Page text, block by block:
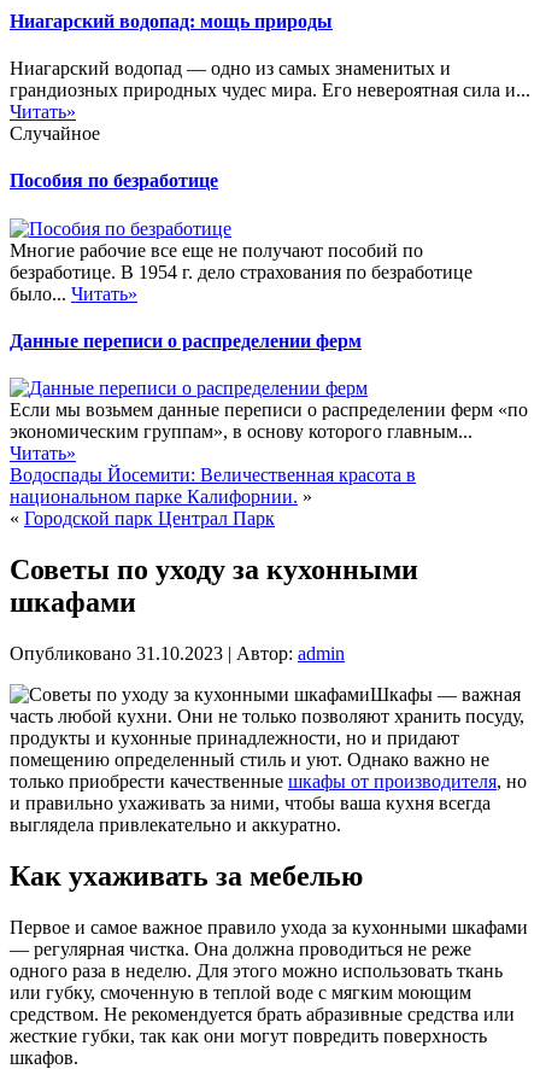
Ниагарский водопад: мощь природы
Ниагарский водопад — одно из самых знаменитых и
грандиозных природных чудес мира. Его невероятная сила и...
Читать»
Случайное
Пособия по безработице
Многие рабочие все еще не получают пособий по
безработице. В 1954 г. дело страхования по безработице
было... Читать»
Данные переписи о распределении ферм
Если мы возьмем данные переписи о распределении ферм «по
экономическим группам», в основу которого главным...
Читать»
Водоспады Йосемити: Величественная красота в
национальном парке Калифорнии. »
« Городской парк Централ Парк
Советы по уходу за кухонными
шкафами
Опубликовано 31.10.2023 | Автор: admin
Шкафы — важная
часть любой кухни. Они не только позволяют хранить посуду,
продукты и кухонные принадлежности, но и придают
помещению определенный стиль и уют. Однако важно не
только приобрести качественные шкафы от производителя, но
и правильно ухаживать за ними, чтобы ваша кухня всегда
выглядела привлекательно и аккуратно.
Как ухаживать за мебелью
Первое и самое важное правило ухода за кухонными шкафами
— регулярная чистка. Она должна проводиться не реже
одного раза в неделю. Для этого можно использовать ткань
или губку, смоченную в теплой воде с мягким моющим
средством. Не рекомендуется брать абразивные средства или
жесткие губки, так как они могут повредить поверхность
шкафов.